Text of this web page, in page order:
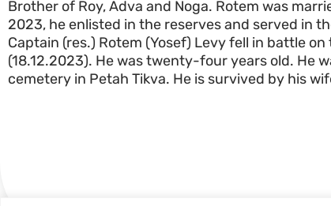
Brother of Roy, Adva and Noga. Rotem was
2023, he enlisted in the reserves and served in
Captain (res.) Rotem (Yosef) Levy fell in battle
(18.12.2023). He was twenty-four years old. He
cemetery in Petah Tikva. He is survived by his